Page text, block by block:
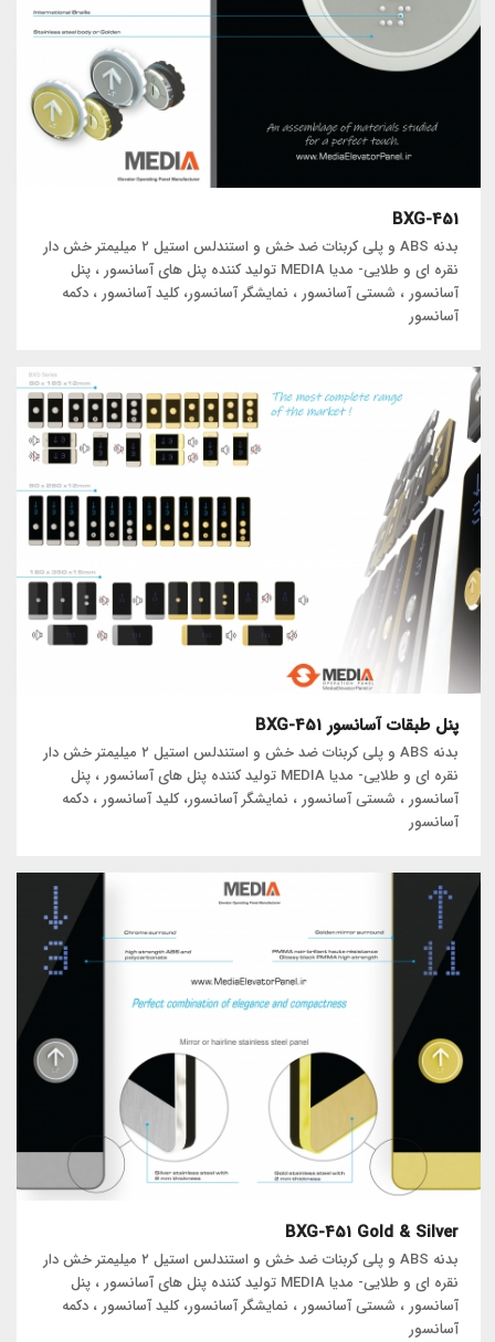
BXG-451
بدنه ABS و پلی کربنات ضد خش و استندلس استیل ۲ میلیمتر خش دار
نقره ای و طلایی- مدیا MEDIA تولید کننده پنل های آسانسور ، پنل
آسانسور ، شستی آسانسور ، نمایشگر آسانسور، کلید آسانسور ، دکمه
آسانسور
پنل طبقات آسانسور BXG-451
بدنه ABS و پلی کربنات ضد خش و استندلس استیل ۲ میلیمتر خش دار
نقره ای و طلایی- مدیا MEDIA تولید کننده پنل های آسانسور ، پنل
آسانسور ، شستی آسانسور ، نمایشگر آسانسور، کلید آسانسور ، دکمه
آسانسور
BXG-451 Gold & Silver
بدنه ABS و پلی کربنات ضد خش و استندلس استیل ۲ میلیمتر خش دار
نقره ای و طلایی- مدیا MEDIA تولید کننده پنل های آسانسور ، پنل
آسانسور ، شستی آسانسور ، نمایشگر آسانسور، کلید آسانسور ، دکمه
آسانسور